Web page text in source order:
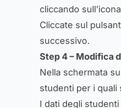
cliccando
Cliccate sul
successivo.
Step 4 – Modifica
Nella schermata
studenti per i quali
I dati degli